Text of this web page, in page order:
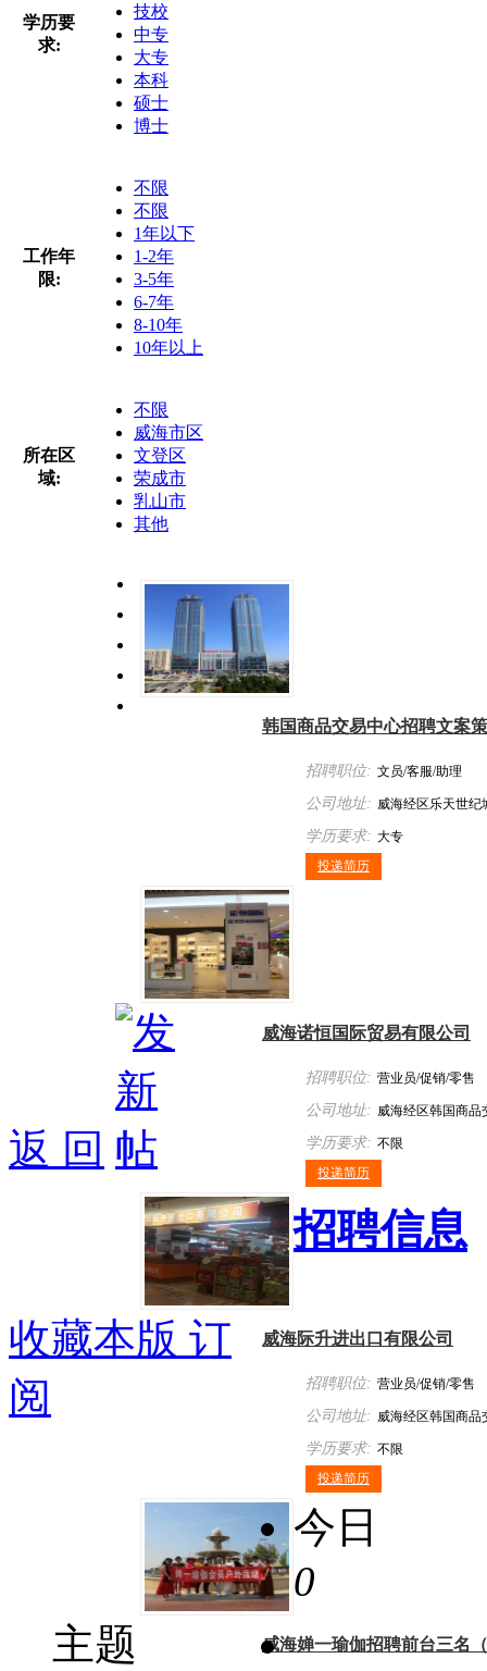
学历要
求:
技校
中专
大专
本科
硕士
博士
工作年
限:
不限
不限
1年以下
1-2年
3-5年
6-7年
8-10年
10年以上
所在区
域:
不限
威海市区
文登区
荣成市
乳山市
其他
韩国商品交易中心招聘文案
招聘职位: 文员/客服/助理
公司地址: 威海经区乐天世纪
学历要求: 大专
投递简历
威海诺恒国际贸易有限公司
招聘职位: 营业员/促销/零售
公司地址: 威海经区韩国商品
学历要求: 不限
投递简历
威海际升进出口有限公司
招聘职位: 营业员/促销/零售
公司地址: 威海经区韩国商品
学历要求: 不限
投递简历
威海婵一瑜伽招聘前台三名
返 回
招聘信息
收藏本版 订
阅
今日
0
主题